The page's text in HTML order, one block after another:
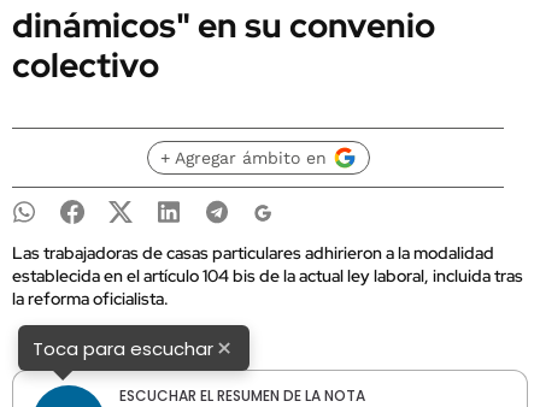
dinámicos" en su convenio
colectivo
+ Agregar ámbito en
Las trabajadoras de casas particulares adhirieron a la modalidad
establecida en el artículo 104 bis de la actual ley laboral, incluida tras
la reforma oficialista.
Toca para escuchar×
ESCUCHAR EL RESUMEN DE LA NOTA